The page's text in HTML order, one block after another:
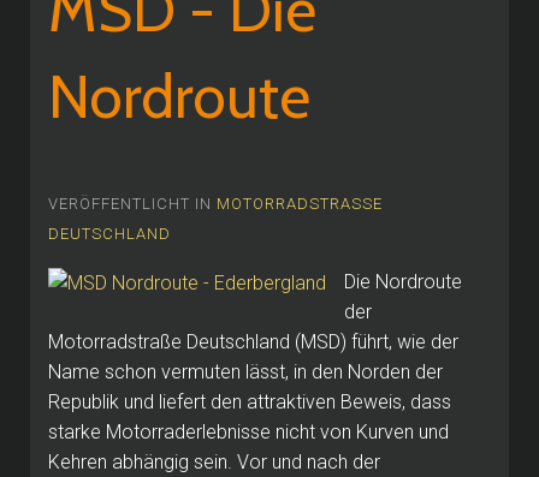
Nordroute
VERÖFFENTLICHT IN MOTORRADSTRASSE
DEUTSCHLAND
Die Nordroute
der
Motorradstraße Deutschland (MSD) führt, wie der
Name schon vermuten lässt, in den Norden der
Republik und liefert den attraktiven Beweis, dass
starke Motorraderlebnisse nicht von Kurven und
Kehren abhängig sein. Vor und nach der